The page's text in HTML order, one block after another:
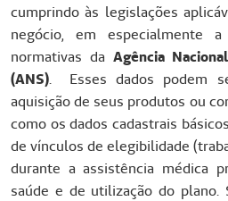
cumprindo às legislações
negócio, em especialmente a
normativas da Agência
(ANS). Esses dados podem
aquisição de seus produtos ou
como os dados cadastrais
de vínculos de elegibilidade
durante a assistência médica
saúde e de utilização do plano.